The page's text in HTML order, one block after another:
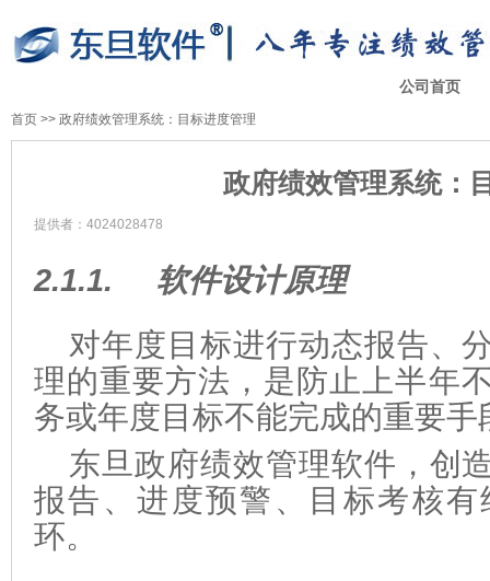
公司首页
首页 >> 政府绩效管理系统：目标进度管理
政府绩效管理系统：
提供者：4024028478
2.1.1.
软件设计原理
对年度目标进行动态报告、
理的重要方法，是防止上半年
务或年度目标不能完成的重要手
东旦政府绩效管理软件，创
报告、进度预警、目标考核
环。